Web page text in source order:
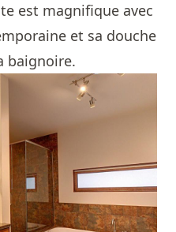
est magnifique avec
et sa douche
baignoire.